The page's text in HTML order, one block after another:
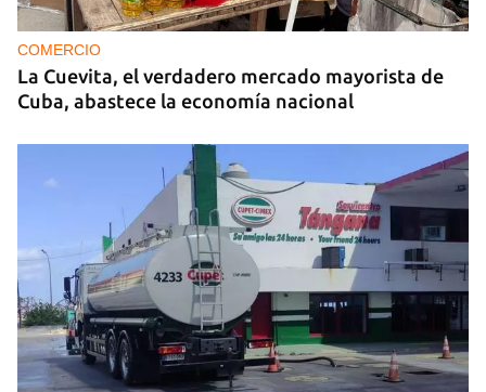
COMERCIO
La Cuevita, el verdadero mercado mayorista de
Cuba, abastece la economía nacional